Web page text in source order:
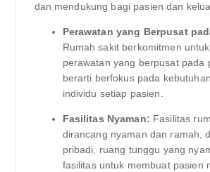
dan mendukung bagi pasien dan
Perawatan yang Berpusat
Rumah sakit berkomitmen
perawatan yang berpusat pada
berarti berfokus pada
individu setiap pasien.
Fasilitas Nyaman: Fasilitas
dirancang nyaman dan ramah,
pribadi, ruang tunggu yang
fasilitas untuk membuat pasien